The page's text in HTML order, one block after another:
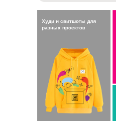
Худи и свитшоты для
разных проектов